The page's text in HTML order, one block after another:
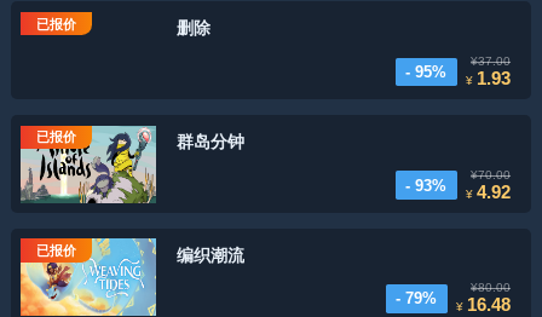
已报价 删除
- 95%
¥37.00
¥ 1.93
已报价 群岛分钟
- 93%
¥70.00
¥4.92
已报价 编织潮流
- 79%
¥80.00
¥ 16.48